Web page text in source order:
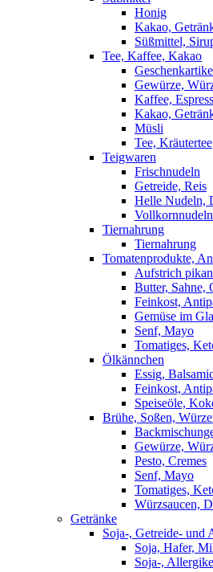
Honig
Kakao,
Süßmittel,
Tee, Kaffee, Kakao
Gewürze,
Kaffee,
Kakao,
Müsli
Tee, Kräutertee
Teigwaren
Frischnudeln
Getreide, Reis
Helle Nudeln,
Vollkornnudeln
Tiernahrung
Tiernahrung
Tomatenprodukte,
Aufstrich
Butter, Sahne,
Feinkost,
Gemüse im
Senf, Mayo
Tomatiges,
Ölkännchen
Essig,
Feinkost,
Speiseöle,
Brühe, Soßen,
Gewürze,
Pesto, Cremes
Senf, Mayo
Tomatiges,
Würzsaucen,
Getränke
Soja-, Getreide- und
Soja, Hafer,
Soja-,